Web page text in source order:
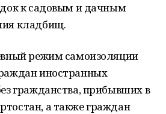
к садовым и дачным
кладбищ.
режим самоизоляции
иностранных
гражданства, прибывших в
а также граждан